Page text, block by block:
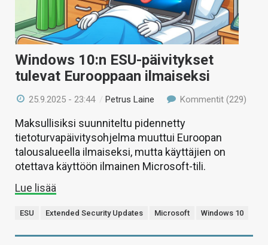
Windows 10:n ESU-päivitykset
tulevat Eurooppaan ilmaiseksi
25.9.2025 - 23:44 /Petrus Laine Kommentit (229)
Maksullisiksi suunniteltu pidennetty
tietoturvapäivitysohjelma muuttui Euroopan
talousalueella ilmaiseksi, mutta käyttäjien on
otettava käyttöön ilmainen Microsoft-tili.
Lue lisää
ESU Extended Security Updates Microsoft Windows 10